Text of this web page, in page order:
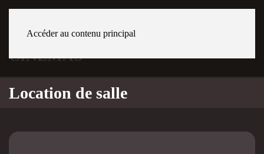
Accéder au contenu principal
GENÈVE La Praille
Location de salle